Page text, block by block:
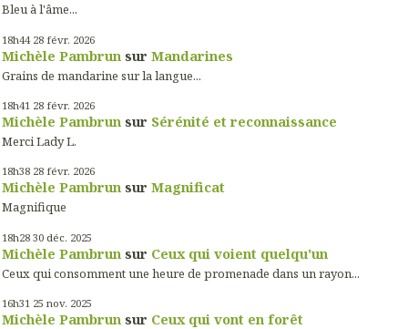
Bleu à l'âme...
18h44 28 févr. 2026
Michèle Pambrun sur Mandarines
Grains de mandarine sur la langue...
18h41 28 févr. 2026
Michèle Pambrun sur Sérénité et reconnaissance
Merci Lady L.
18h38 28 févr. 2026
Michèle Pambrun sur Magnificat
Magnifique
18h28 30 déc. 2025
Michèle Pambrun sur Ceux qui voient quelqu'un
Ceux qui consomment une heure de promenade dans un rayon...
16h31 25 nov. 2025
Michèle Pambrun sur Ceux qui vont en forêt